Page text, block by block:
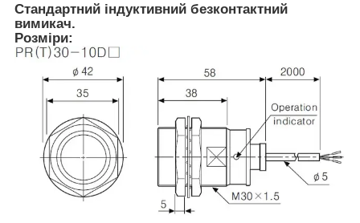
Стандартний індуктивний безконтактний
вимикач.
Розміри: